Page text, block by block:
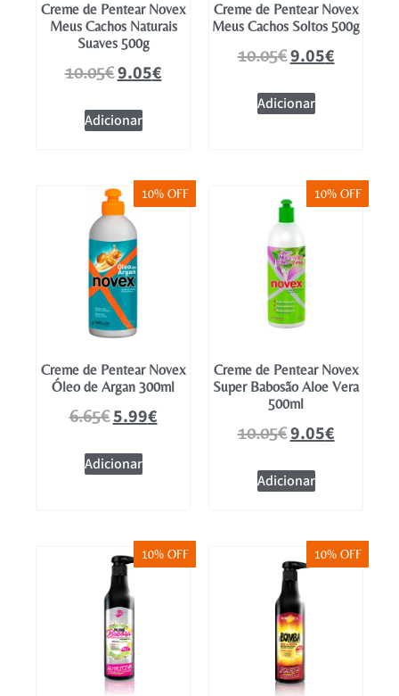
Creme de Pentear Novex
Meus Cachos Naturais
Suaves 500g
10.05€9.05€
Adicionar
Creme de Pentear Novex
Meus Cachos Soltos 500g
10.05€9.05€
Adicionar
10% OFF
Creme de Pentear Novex
Óleo de Argan 300ml
6.65€5.99€
Adicionar
10% OFF
Creme de Pentear Novex
Super Babosão Aloe Vera
500ml
10.05€9.05€
Adicionar
10% OFF 10% OFF